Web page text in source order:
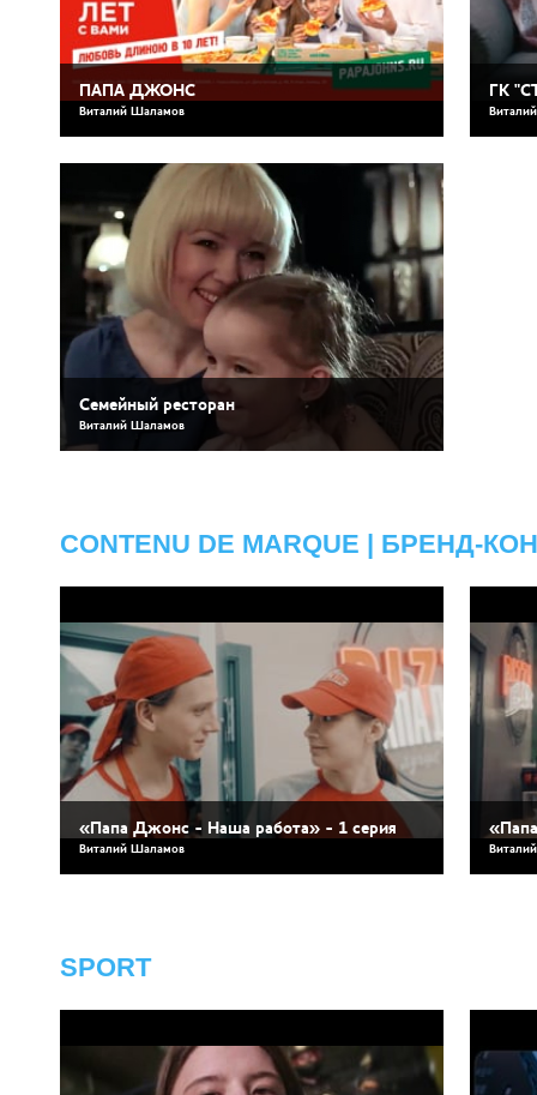
ПАПА ДЖОНС
Виталий Шаламов
ГК
Семейный ресторан
Виталий Шаламов
CONTENU DE MARQUE | БРЕНД-
«Папа Джонс - Наша работа» - 1 серия
Виталий Шаламов
SPORT